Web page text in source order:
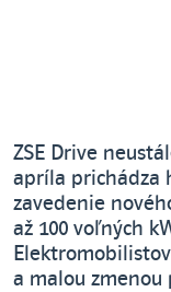
ZSE Drive
apríla prichádza
zavedenie
až 100 voľných
a malou